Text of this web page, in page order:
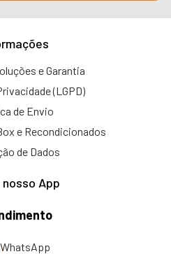
e Garantia
(LGPD)
de Envio
e Recondicionados
de Dados
App
WhatsApp